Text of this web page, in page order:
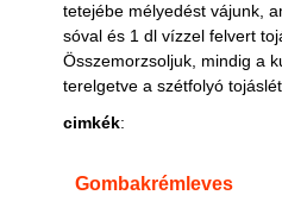
tetejébe mélyedést vájunk,
sóval és 1 dl vízzel felvert
Összemorzsoljuk, mindig a
terelgetve a szétfolyó
cimkék:
Gombakrémleves